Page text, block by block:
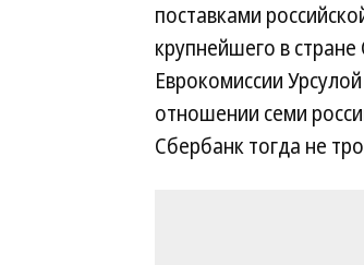
поставками
крупнейшего в
Еврокомиссии
отношении семи
Сбербанк тогда не